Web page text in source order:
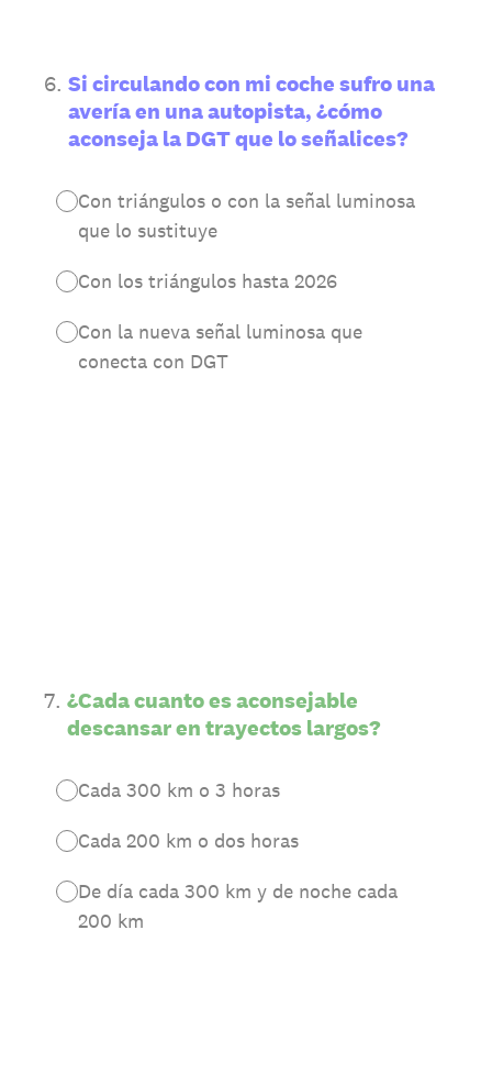
6. Si circulando con mi coche sufro una
avería en una autopista, ¿cómo
aconseja la DGT que lo señalices?
Con triángulos o con la señal luminosa
que lo sustituye
Con los triángulos hasta 2026
Con la nueva señal luminosa que
conecta con DGT
7. ¿Cada cuanto es aconsejable
descansar en trayectos largos?
Cada 300 km o 3 horas
Cada 200 km o dos horas
De día cada 300 km y de noche cada
200 km